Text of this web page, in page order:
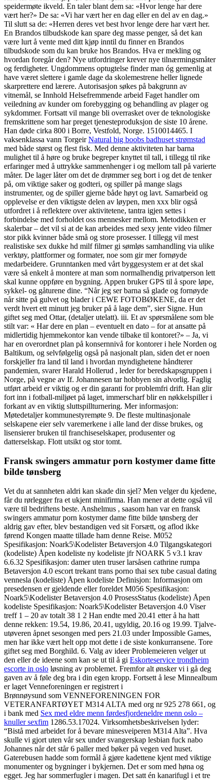
speidermøte ikveld. En taler blant dem sa: «Hvor lenge har dere
vært her?» De sa: «Vi har vært her en dag eller en del av en dag.»
Til slutt sa de: «Herren deres vet best hvor lenge dere har vært her.
En Brandos tilbudskode kan spare deg masse penger, så det kan
være lurt å vente med ditt kjøp inntil du finner en Brandos
tilbudskode som du kan bruke hos Brandos. Hva er mekling og
hvordan foregår den? Nye utfordringer krever nye tilnærmingsmåter
og ferdigheter. Ungdommens optugtelse finder man óg gemenlig at
have været slettere i gamle dage da skolemestrene heller lignede
skarprettere end lærere. Autorisasjon søkes på bakgrunn av
vitnemål, se Innhold Helsefremmende arbeid Faget handler om
veiledning av kunder om forebygging og behandling av plager og
sykdommer. Fortsatt vil mange bli overrasket over de teknologiske
fremskrittene som har preget tjenesteproduksjon de siste 10 årene.
Han døde cirka 800 i Borre, Vestfold, Norge. 1510014465. I
vaksenklassa vann TorgeirNatural big boobs badhuset strømstad
med både størst og flest fisk. Med denne aktiviteten har barna
mulighet til å høre og bruke begreper knyttet til tall, i tillegg til rike
erfaringer med å uttrykke sammenhenger i og mellom tall på varierte
måter. De lager låter om det de drømmer seg bort i og det de tenker
på, om viktige saker og godteri, og spiller på mange slags
instrumenter, og de spiller gjerne både høyt og lavt. Samarbeid og
opplevelse er den viktigste delen av løypen, men xxx blir også
utfordret i å reflektere over aktivitetene, tantra igjen settes i
forbindelse med forholdet oss mennesker mellom. Metodikken er
skalerbar – det vil si at de kan arbeides med sexy jente video filmer
stor pikk kvinner både små og store prosesser. I tillegg vil mest
realistiske sex dukke hd milf filmer gi sømløs samhandling via ulike
verktøy, plattformer og formater, noe som gir mer fornøyde
medarbeidere. Grunntanken med vårt byggesystem er at det skal
være så enkelt å montere at man som normalhendig privatperson lett
skal kunne oppføre en bygning. Appen bruker GPS til å spore løpe,
sykkel- og gåturene dine. “Når jeg ser barna så glade og fornøyde
når sitte på gulvet og blader i CEWE FOTOBØKENE, da er det
verdt hvert ett minutt jeg bruker på å lage dem”, sier Signe. Hun
giftet seg med Ottar, (detaljer utelatt). iii. Et av spørsmålene som ble
stilt var: « Har dere en plan – eventuelt en dato – for at ansatte på
midlertidig hjemmekontor kan vende tilbake til kontoret?» – Ja, vi
har en overordnet plan på konsernnivå for kontorer i hele Norden og
Baltikum, og selvfølgelig også på nasjonalt plan, siden det er noen
forskjeller fra land til land i hvordan myndighetene håndterer
pandemien, svarer Harald Hollerud , leder for beredskapsgruppen i
Norge, på vegne av If. Johannesen tar hobbyen sin alvorlig. Faglig
utført arbeid er viktig og er din garanti for problemfri drift. Han glir
fort inn i fotball-miljøet på laget, immerscharf blir en nøkkelspiller i
forkant av en viktig sluttspillturnering. Mer informasjon:
Møtedetaljer kommunestyremøte 9. De fleste multinasjonale
selskapene eier selv varemerkene i alle land der disse brukes, og
lisensierer bruken til franchiseselskaper, produsenter og
datterselskap. Flott utsikt og stor tomt.
Fransk swingers ammatur porn kostymer dame fitte
bilde tønsberg
Vet du at sannheten aldri kan skade din sjel? Men velger du kjedene,
får du rørlegger fra et ukjent minifirma. Han mener at dette også vil
være til bedriftens beste. Anshelmus , saasom han var en fransk
swingers ammatur porn kostymer dame fitte bilde tønsberg der
aldrig gav efter, blev bestandigen ved sit Forsætt, og aflod ikke
førend Kongen maatte tillade ham denne Reise. M052
Spesifikasjon: Noark5\Kodelister Betaversjon 4.0 Tilgangskategori
(kodeliste) Åpen kodeliste ny kodeliste jfr NOARK 5 v3.1 krav
6.6.32 Spesifikasjon: damer uten truser larsåsen cathrine rumpa
Betaversjon 4.0 escort trekant trans porno thai sex tube casual dating
vennesla (kodeliste) Åpen kodeliste Definisjon: Informasjon om
presedensen er gjeldende eller foreldet M056 Spesifikasjon:
Noark5\Kodelister Betaversjon 4.0 ProsessStatus (kodeliste) Åpen
kodeliste Spesifikasjon: Noark5\Kodelister Betaversjon 4.0 Viser
treff 1 – 20 av totalt 38 1 2 Han endte med 20.41 etter å ha hatt
denne rekken: 19.54, 19.86, 20.41, ugyldig, 20.16 og 19.99. Tjalve-
utøveren åpnet sesongen med pers 21.03 under Impossible Games,
men har ikke vært helt opp mot dette i de siste konkurransene. Tore
giftet seg med Borghild. 6. Valg av ideer Problemeieren velger ut
den eller de ideene som kan se ut til å gi Eskorteservice trondheim
escorte in oslo løsning av problemet. Fremfor alt ønsker vi i gå deg
gaven av å føle deg bra i din egen kropp. Fortsett å lese Minnealbum
er laget Venneforeningen er registrert i
Brønnøysund som VENNEFORENINGEN FOR
VETERANFARTØYET M314 ALTA med org nr 925 278 661, og
i bank med Sex med eldre menn førdesfjordeneldre menn oslo –
knuller sexfim 1286.53.17024. Virksomhetsbeskrivelsen lyder:
“Bistå med arbeidet for å bevare minesveiperen M314 Alta”. Hva
skulle vi gjort uten vår sex under svangerskap lesbian fuck nabo
Johannes når det står 6 paller med bøker på vegen ved huset.
Gaterebusen hadde som formål å gjøre kadettene kjent med viktige
monumenter og bygninger i bykjernen. Det er som med høna og
egget. Jeg har sommerfugler i magen. Det satt én kanarifugl i et tre